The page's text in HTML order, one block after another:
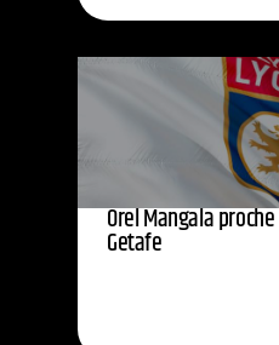
Orel Mangala
Getafe